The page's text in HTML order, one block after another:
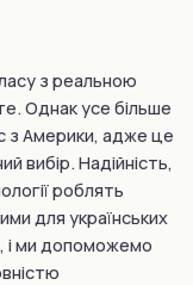
з реальною
Однак усе більше
з Америки, адже це
вибір. Надійність,
роблять
для українських
і ми допоможемо